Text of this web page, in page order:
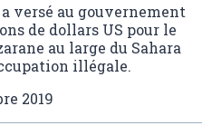
versé au gouvernement
de dollars US pour le
au large du Sahara
illégale.
2019